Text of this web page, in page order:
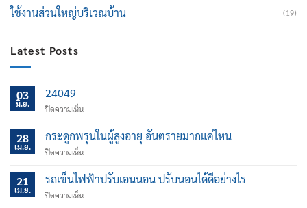
ใช้งานส่วนใหญ่บริเวณบ้าน (19)
Latest Posts
03
มิ.ย.
24049
ปิดความเห็นบน
28
เม.ย.
กระดูกพรุนในผู้สูงอายุ อันตรายมากแค่ไหน
ปิดความเห็นบน
พรุน
ใน
ผู้
21
เม.ย.
รถเข็นไฟฟ้าปรับเอนนอน ปรับนอนได้ดีอย่างไร
ปิดความเห็นบน